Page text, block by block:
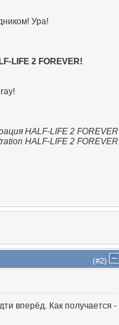
Ура!
LIFE 2 FOREVER!
HALF-LIFE 2 FOREVER
HALF-LIFE 2 FOREVER
(#2)
вперёд. Как получается -